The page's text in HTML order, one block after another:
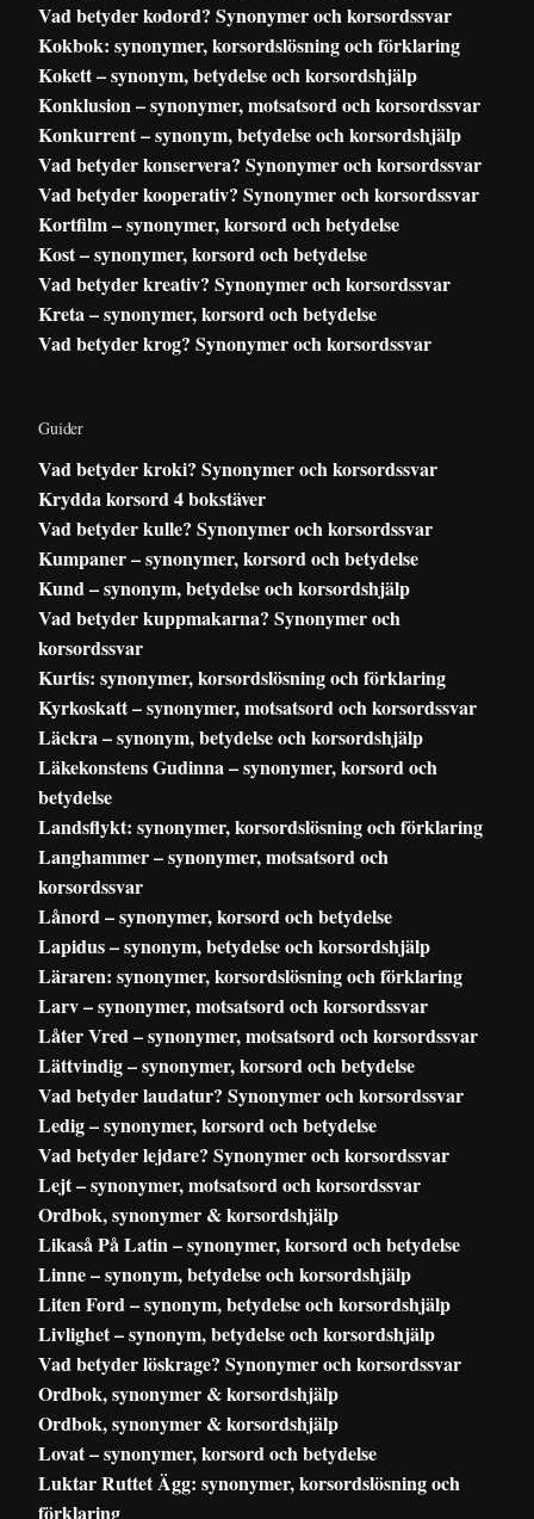
Vad betyder kodord? Synonymer och korsordssvar
Kokbok: synonymer, korsordslösning och förklaring
Kokett – synonym, betydelse och korsordshjälp
Konklusion – synonymer, motsatsord och korsordssvar
Konkurrent – synonym, betydelse och korsordshjälp
Vad betyder konservera? Synonymer och korsordssvar
Vad betyder kooperativ? Synonymer och korsordssvar
Kortfilm – synonymer, korsord och betydelse
Kost – synonymer, korsord och betydelse
Vad betyder kreativ? Synonymer och korsordssvar
Kreta – synonymer, korsord och betydelse
Vad betyder krog? Synonymer och korsordssvar
Guider
Vad betyder kroki? Synonymer och korsordssvar
Krydda korsord 4 bokstäver
Vad betyder kulle? Synonymer och korsordssvar
Kumpaner – synonymer, korsord och betydelse
Kund – synonym, betydelse och korsordshjälp
Vad betyder kuppmakarna? Synonymer och
korsordssvar
Kurtis: synonymer, korsordslösning och förklaring
Kyrkoskatt – synonymer, motsatsord och korsordssvar
Läckra – synonym, betydelse och korsordshjälp
Läkekonstens Gudinna – synonymer, korsord och
betydelse
Landsflykt: synonymer, korsordslösning och förklaring
Langhammer – synonymer, motsatsord och
korsordssvar
Lånord – synonymer, korsord och betydelse
Lapidus – synonym, betydelse och korsordshjälp
Läraren: synonymer, korsordslösning och förklaring
Larv – synonymer, motsatsord och korsordssvar
Låter Vred – synonymer, motsatsord och korsordssvar
Lättvindig – synonymer, korsord och betydelse
Vad betyder laudatur? Synonymer och korsordssvar
Ledig – synonymer, korsord och betydelse
Vad betyder lejdare? Synonymer och korsordssvar
Lejt – synonymer, motsatsord och korsordssvar
Ordbok, synonymer & korsordshjälp
Likaså På Latin – synonymer, korsord och betydelse
Linne – synonym, betydelse och korsordshjälp
Liten Ford – synonym, betydelse och korsordshjälp
Livlighet – synonym, betydelse och korsordshjälp
Vad betyder löskrage? Synonymer och korsordssvar
Ordbok, synonymer & korsordshjälp
Ordbok, synonymer & korsordshjälp
Lovat – synonymer, korsord och betydelse
Luktar Ruttet Ägg: synonymer, korsordslösning och
förklaring